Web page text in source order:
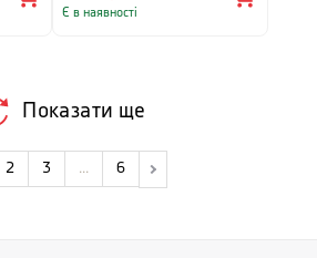
Є в наявності
Показати ще
2 3 ... 6